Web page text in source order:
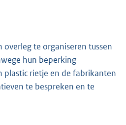
overleg te organiseren tussen
hun beperking
plastic rietje en de fabrikanten
te bespreken en te